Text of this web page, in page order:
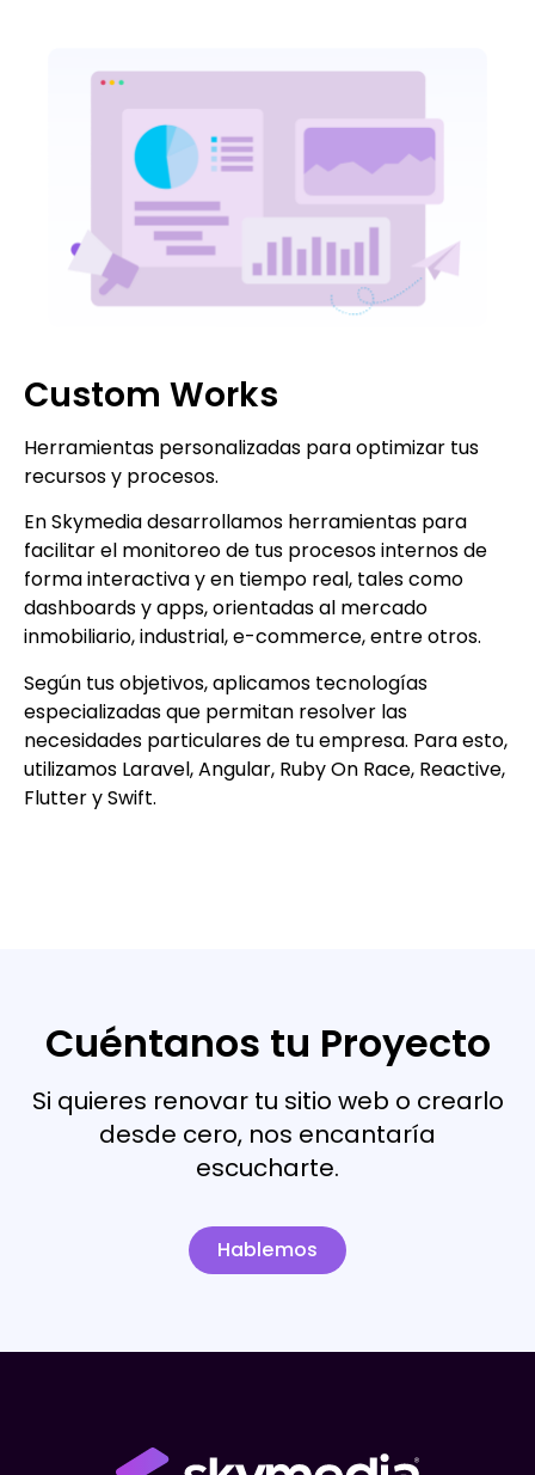
Custom Works
Herramientas personalizadas para optimizar tus
recursos y procesos.
En Skymedia desarrollamos herramientas para
facilitar el monitoreo de tus procesos internos de
forma interactiva y en tiempo real, tales como
dashboards y apps, orientadas al mercado
inmobiliario, industrial, e-commerce, entre otros.
Según tus objetivos, aplicamos tecnologías
especializadas que permitan resolver las
necesidades particulares de tu empresa. Para esto,
utilizamos Laravel, Angular, Ruby On Race, Reactive,
Flutter y Swift.
Cuéntanos tu Proyecto
Si quieres renovar tu sitio web o crearlo
desde cero, nos encantaría
escucharte.
Hablemos